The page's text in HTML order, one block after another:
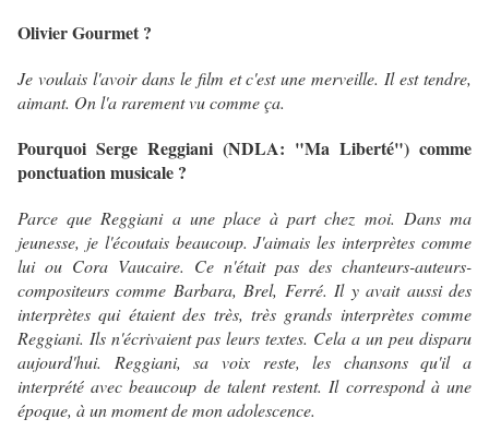
Olivier Gourmet ?
Je voulais l'avoir dans le film et c'est une merveille. Il est tendre,
aimant. On l'a rarement vu comme ça.
Pourquoi Serge Reggiani (NDLA: "Ma Liberté") comme
ponctuation musicale ?
Parce que Reggiani a une place à part chez moi. Dans ma
jeunesse, je l'écoutais beaucoup. J'aimais les interprètes comme
lui ou Cora Vaucaire. Ce n'était pas des chanteurs-auteurs-
compositeurs comme Barbara, Brel, Ferré. Il y avait aussi des
interprètes qui étaient des très, très grands interprètes comme
Reggiani. Ils n'écrivaient pas leurs textes. Cela a un peu disparu
aujourd'hui.
Reggiani, sa voix reste, les chansons qu'il a
interprété avec beaucoup de talent restent. Il correspond à une
époque, à un moment de mon adolescence.